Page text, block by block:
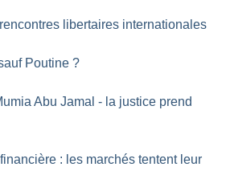
libertaires internationales
Poutine ?
Abu Jamal - la justice prend
: les marchés tentent leur